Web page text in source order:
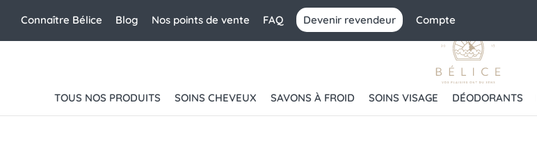
Connaître Bélice Blog Nos points de vente FAQ Devenir revendeur Compte
TOUS NOS PRODUITS SOINS CHEVEUX SAVONS À FROID SOINS VISAGE DÉODORANTS